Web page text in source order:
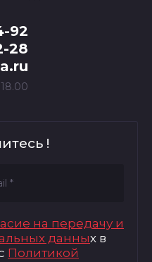
92
28
!
на передачу и
данных в
Политикой